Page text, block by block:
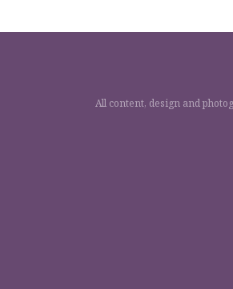
All content, design and